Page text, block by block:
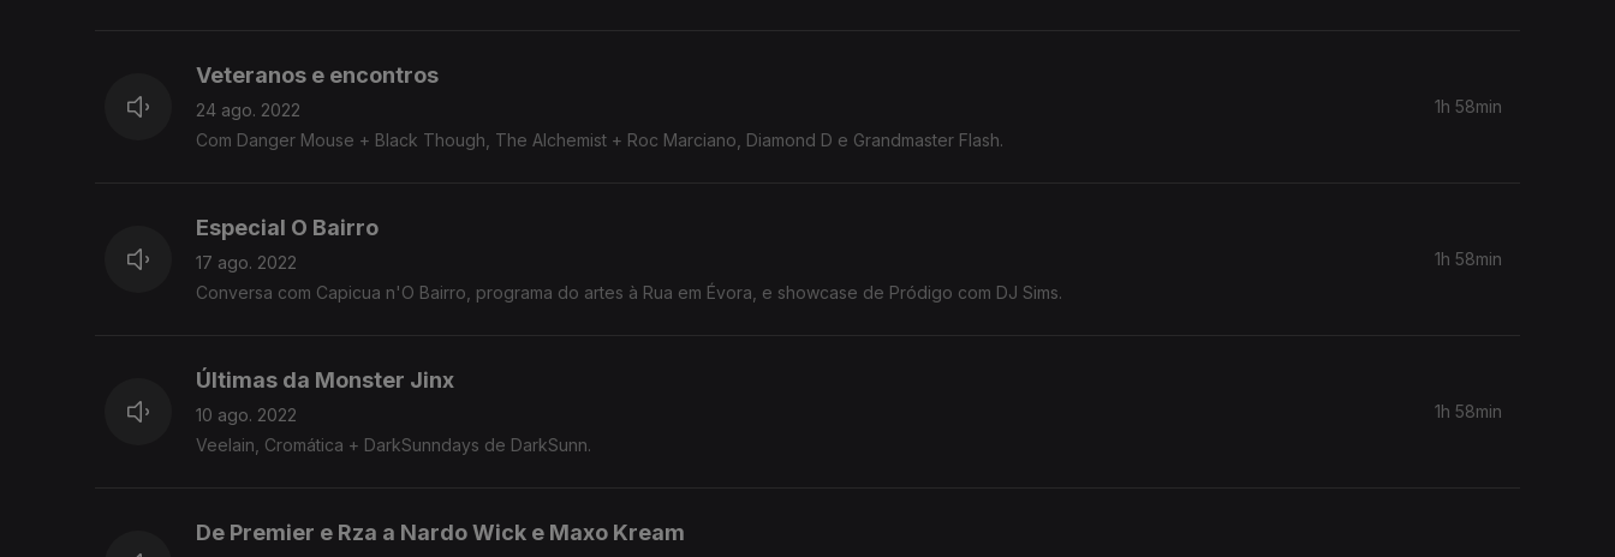
Veteranos e encontros
24 ago. 2022
Com Danger Mouse + Black Though, The Alchemist + Roc Marciano, Diamond D e Grandmaster Flash.
1h 58min
Especial O Bairro
17 ago. 2022
Conversa com Capicua n'O Bairro, programa do artes à Rua em Évora, e showcase de Pródigo com DJ Sims.
1h 58min
Últimas da Monster Jinx
10 ago. 2022
Veelain, Cromática + DarkSunndays de DarkSunn.
1h 58min
De Premier e Rza a Nardo Wick e Maxo Kream